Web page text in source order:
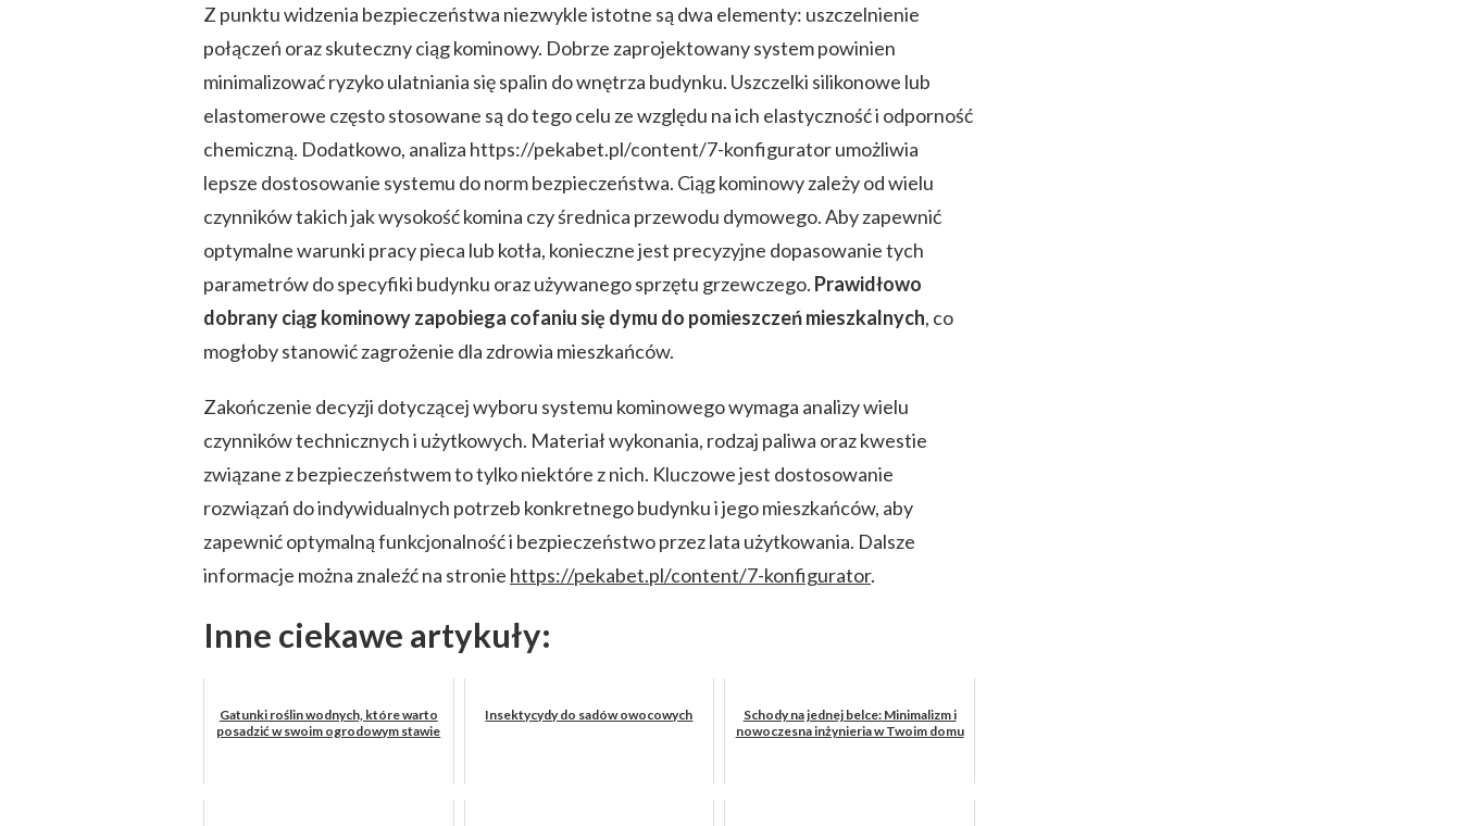
Z punktu widzenia bezpieczeństwa niezwykle istotne są dwa elementy: uszczelnienie
połączeń oraz skuteczny ciąg kominowy. Dobrze zaprojektowany system powinien
minimalizować ryzyko ulatniania się spalin do wnętrza budynku. Uszczelki silikonowe lub
elastomerowe często stosowane są do tego celu ze względu na ich elastyczność i odporność
chemiczną. Dodatkowo, analiza https://pekabet.pl/content/7-konfigurator umożliwia
lepsze dostosowanie systemu do norm bezpieczeństwa. Ciąg kominowy zależy od wielu
czynników takich jak wysokość komina czy średnica przewodu dymowego. Aby zapewnić
optymalne warunki pracy pieca lub kotła, konieczne jest precyzyjne dopasowanie tych
parametrów do specyfiki budynku oraz używanego sprzętu grzewczego. Prawidłowo
dobrany ciąg kominowy zapobiega cofaniu się dymu do pomieszczeń mieszkalnych, co
mogłoby stanowić zagrożenie dla zdrowia mieszkańców.
Zakończenie decyzji dotyczącej wyboru systemu kominowego wymaga analizy wielu
czynników technicznych i użytkowych. Materiał wykonania, rodzaj paliwa oraz kwestie
związane z bezpieczeństwem to tylko niektóre z nich. Kluczowe jest dostosowanie
rozwiązań do indywidualnych potrzeb konkretnego budynku i jego mieszkańców, aby
zapewnić optymalną funkcjonalność i bezpieczeństwo przez lata użytkowania. Dalsze
informacje można znaleźć na stronie https://pekabet.pl/content/7-konfigurator.
Inne ciekawe artykuły:
Gatunki roślin wodnych, które warto
posadzić w swoim ogrodowym stawie
Insektycydy do sadów owocowych
Schody na jednej belce: Minimalizm i
nowoczesna inżynieria w Twoim domu